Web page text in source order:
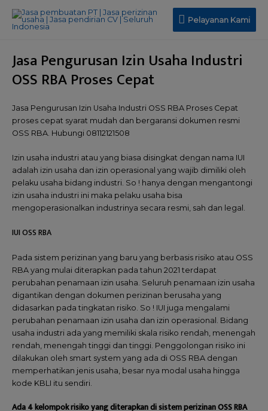
Pelayanan Kami
Jasa Pengurusan Izin Usaha Industri
OSS RBA Proses Cepat
Jasa Pengurusan Izin Usaha Industri OSS RBA Proses Cepat
proses cepat syarat mudah dan bergaransi dokumen resmi
OSS RBA. Hubungi 08112121508
Izin usaha industri atau yang biasa disingkat dengan nama IUI
adalah izin usaha dan izin operasional yang wajib dimiliki oleh
pelaku usaha bidang industri. So ! hanya dengan mengantongi
izin usaha industri ini maka pelaku usaha bisa
mengoperasionalkan industrinya secara resmi, sah dan legal.
IUI OSS RBA
Pada sistem perizinan yang baru yang berbasis risiko atau OSS
RBA yang mulai diterapkan pada tahun 2021 terdapat
perubahan penamaan izin usaha. Seluruh penamaan izin usaha
digantikan dengan dokumen perizinan berusaha yang
didasarkan pada tingkatan risiko. So ! IUI juga mengalami
perubahan penamaan izin usaha dan izin operasional. Bidang
usaha industri ada yang memiliki skala risiko rendah, menengah
rendah, menengah tinggi dan tinggi. Penggolongan risiko ini
dilakukan oleh smart system yang ada di OSS RBA dengan
memperhatikan jenis usaha, besar nya modal usaha hingga
kode KBLI itu sendiri.
Ada 4 kelompok risiko yang diterapkan di sistem perizinan OSS RBA